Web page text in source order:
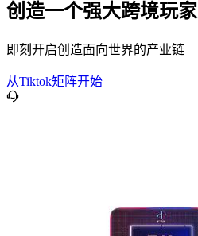
创造一个强大跨境玩
即刻开启创造面向世界的产业链
从Tiktok矩阵开始